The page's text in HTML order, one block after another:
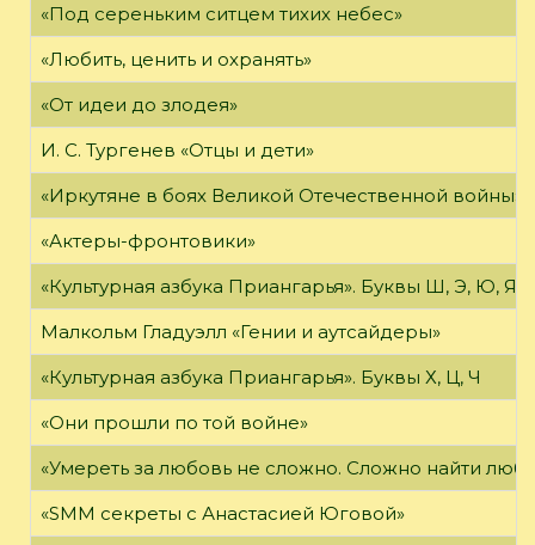
«Под сереньким ситцем тихих небес»
«Любить, ценить и охранять»
«От идеи до злодея»
И. С. Тургенев «Отцы и дети»
«Иркутяне в боях Великой Отечественной войны»
«Актеры-фронтовики»
«Культурная азбука Приангарья». Буквы Ш, Э, Ю, Я
Малкольм Гладуэлл «Гении и аутсайдеры»
«Культурная азбука Приангарья». Буквы Х, Ц, Ч
«Они прошли по той войне»
«Умереть за любовь не сложно. Сложно найти
«SMM секреты с Анастасией Юговой»